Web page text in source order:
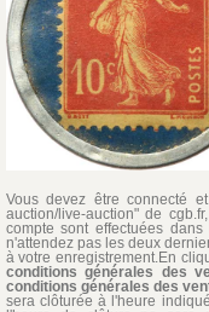
Vous devez être connecté
auction/live-auction" de cgb.fr,
compte sont effectuées
n'attendez pas les deux
à votre enregistrement.En
conditions générales des
conditions générales des
sera clôturée à l'heure